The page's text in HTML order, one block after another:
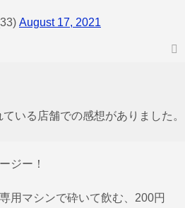
August 17, 2021
いる店舗での感想がありました。
ジー！
用マシンで砕いて飲む、200円